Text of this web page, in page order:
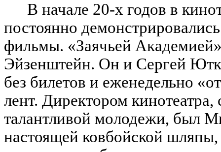
В начале 20-х годов в
постоянно
фильмы. «Заячьей
Эйзенштейн. Он и Сергей
без билетов и еженедельно
лент. Директором
талантливой молодежи, был
настоящей ковбойской